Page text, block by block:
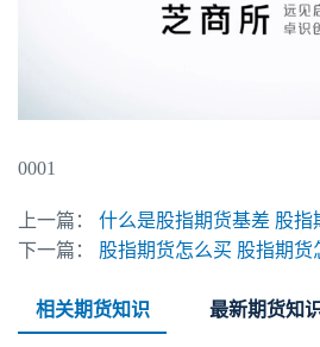
0001
上一篇：
什么是股指期货基差 股指
下一篇：
股指期货怎么买 股指期货
相关期货知识 最新期货知